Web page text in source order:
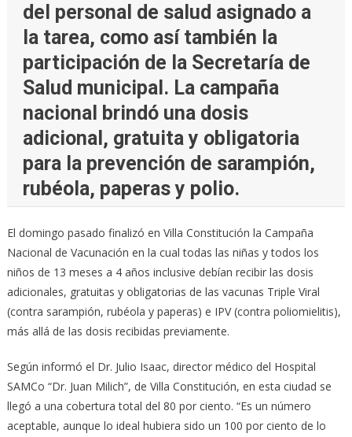
del personal de salud asignado a
la tarea, como así también la
participación de la Secretaría de
Salud municipal. La campaña
nacional brindó una dosis
adicional, gratuita y obligatoria
para la prevención de sarampión,
rubéola, paperas y polio.
El domingo pasado finalizó en Villa Constitución la Campaña
Nacional de Vacunación en la cual todas las niñas y todos los
niños de 13 meses a 4 años inclusive debían recibir las dosis
adicionales, gratuitas y obligatorias de las vacunas Triple Viral
(contra sarampión, rubéola y paperas) e IPV (contra poliomielitis),
más allá de las dosis recibidas previamente.
Según informó el Dr. Julio Isaac, director médico del Hospital
SAMCo “Dr. Juan Milich”, de Villa Constitución, en esta ciudad se
llegó a una cobertura total del 80 por ciento. “Es un número
aceptable, aunque lo ideal hubiera sido un 100 por ciento de lo